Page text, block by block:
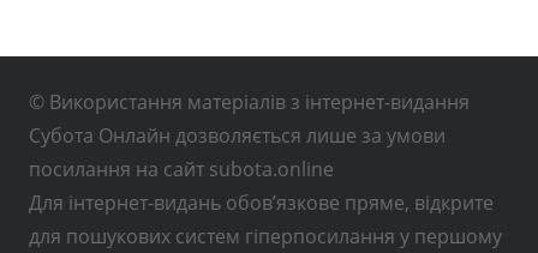
© Використання матеріалів з інтернет-видання
Субота Онлайн дозволяється лише за умови
посилання на сайт subota.online
Для інтернет-видань обов’язкове пряме, відкрите
для пошукових систем гіперпосилання у першому